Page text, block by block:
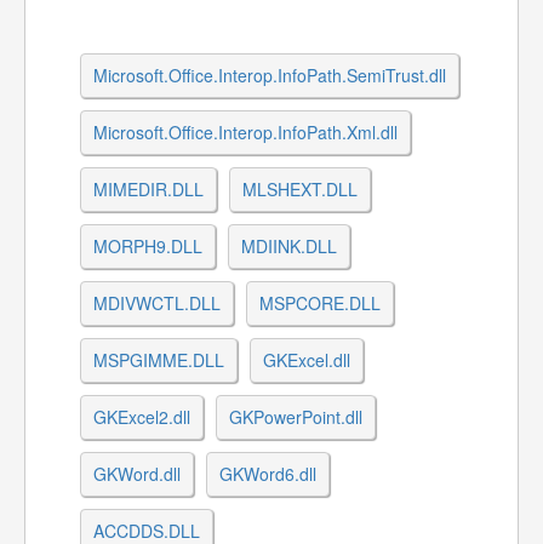
Microsoft.Office.Interop.InfoPath.SemiTrust.dll
Microsoft.Office.Interop.InfoPath.Xml.dll
MIMEDIR.DLL MLSHEXT.DLL
MORPH9.DLL MDIINK.DLL
MDIVWCTL.DLL MSPCORE.DLL
MSPGIMME.DLL GKExcel.dll
GKExcel2.dll GKPowerPoint.dll
GKWord.dll GKWord6.dll
ACCDDS.DLL